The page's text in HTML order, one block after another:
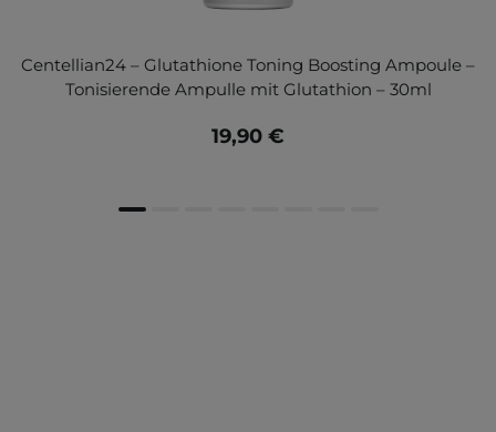
Centellian24 – Glutathione Toning Boosting Ampoule –
Tonisierende Ampulle mit Glutathion – 30ml
19,90 €